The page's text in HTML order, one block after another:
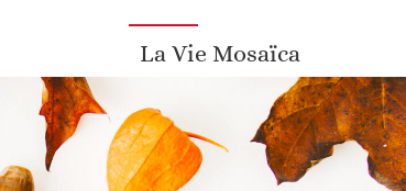
La Vie Mosaïca